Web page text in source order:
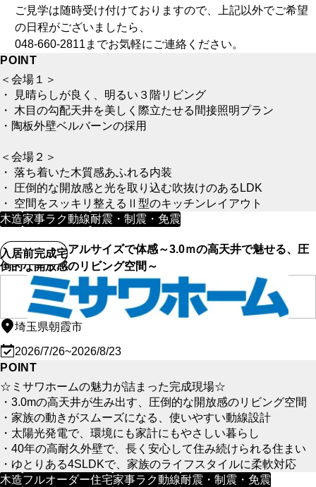
ご見学は随時受け付けておりますので、上記以外でご希望
の日程がございましたら、
048-660-2811までお気軽にご連絡ください。
POINT
＜会場１＞
・ 見晴らしが良く、明るい３階リビング
・ 木目の勾配天井を美しく際立たせる間接照明プラン
・陶板外壁ベルバーンの採用
＜会場２＞
・ 落ち着いた木質感あふれる内装
・ 圧倒的な開放感と光を取り込む吹抜けのあるLDK
・ 空間をスッキリ整えるⅡ型のキッチンレイアウト
木造家事ラク動線耐震・制震・免震
入居前完成宅
【朝霞市】リアルサイズで体感～3.0ｍの高天井で魅せる、圧
倒的な開放感のリビング空間～
埼玉県朝霞市
2026/7/26~2026/8/23
POINT
☆ミサワホームの魅力が詰まった完成現場☆
・3.0mの高天井が生み出す、圧倒的な開放感のリビング空間
・家族の動きがスムーズになる、使いやすい動線設計
・太陽光発電で、環境にも家計にもやさしい暮らし
・40年の高耐久外壁で、長く安心して住み続けられる住まい
・ゆとりある4SLDKで、家族のライフスタイルに柔軟対応
木造フルオーダー住宅家事ラク動線耐震・制震・免震